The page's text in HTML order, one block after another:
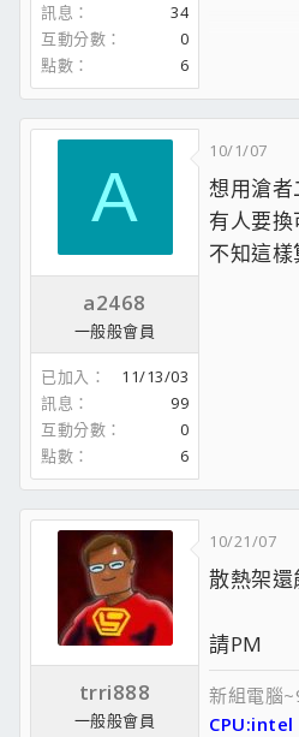
訊息
34
互動分數
0
點數
6
DVD +/-
PSU :OCZ
Case :
A
a2468
一般般會員
已加入
11/13/03
訊息
99
互動分數
0
點數
6
10/1/07
想用滄者
有人要
不知這
trri888
一般般會員
10/21/07
散熱架還
請PM
新組電腦